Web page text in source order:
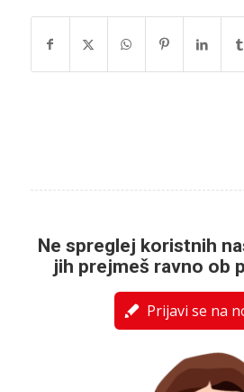
Ne spreglej koristnih
jih prejmeš ravno ob
Prijavi se na